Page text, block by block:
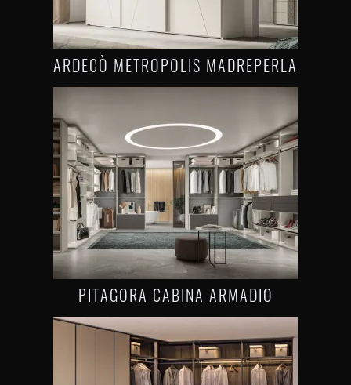
ARDECÒ METROPOLIS MADREPERLA
PITAGORA CABINA ARMADIO